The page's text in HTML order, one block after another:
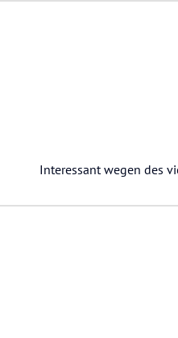
Interessant wegen des